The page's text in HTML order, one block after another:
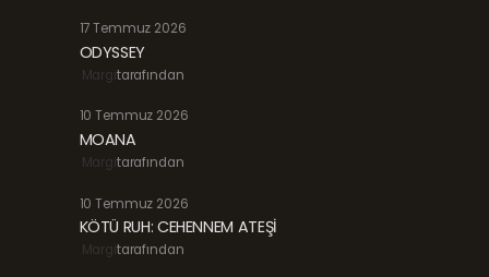
17 Temmuz 2026
ODYSSEY
Margitarafından
10 Temmuz 2026
MOANA
Margitarafından
10 Temmuz 2026
KÖTÜ RUH: CEHENNEM ATEŞİ
Margitarafından